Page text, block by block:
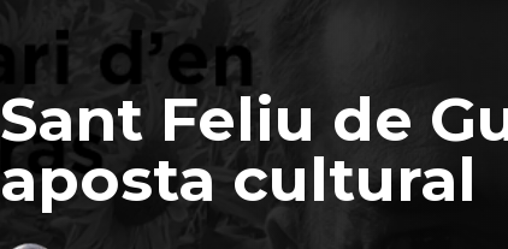
Sant Feliu de
aposta cultural